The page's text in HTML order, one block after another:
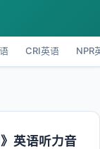
CRI英语 NPR
英语听力音